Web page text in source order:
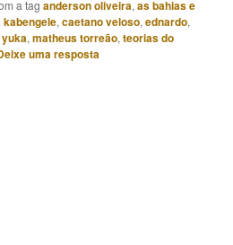
a taganderson oliveira,as bahias e
,caetano veloso,ednardo,
,matheus torreão,teorias do
uma resposta